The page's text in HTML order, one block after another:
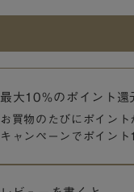
最大10％のポイント還
お買物のたびにポイント
キャンペーンでポイント